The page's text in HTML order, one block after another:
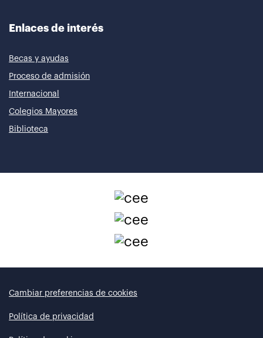
Enlaces de interés
Becas y ayudas
Proceso de admisión
Internacional
Colegios Mayores
Biblioteca
Cambiar preferencias de cookies
Política de privacidad